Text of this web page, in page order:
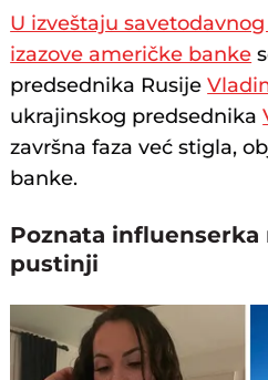
U izveštaju
izazove američke banke
predsednika Rusije
ukrajinskog predsednika
završna faza već stigla,
banke.
Poznata influenserka
pustinji